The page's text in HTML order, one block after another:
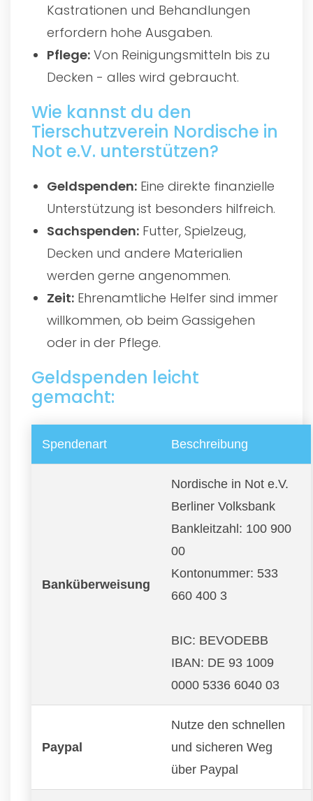
Kastrationen und Behandlungen
erfordern hohe Ausgaben.
Pflege: Von Reinigungsmitteln bis zu
Decken - alles wird gebraucht.
Wie kannst du den
Tierschutzverein Nordische in
Not e.V. unterstützen?
Geldspenden: Eine direkte finanzielle
Unterstützung ist besonders hilfreich.
Sachspenden: Futter, Spielzeug,
Decken und andere Materialien
werden gerne angenommen.
Zeit: Ehrenamtliche Helfer sind immer
willkommen, ob beim Gassigehen
oder in der Pflege.
Geldspenden leicht
gemacht:
Spendenart Beschreibung
Banküberweisung
Nordische in Not e.V.
Berliner Volksbank
Bankleitzahl: 100 900
00
Kontonummer: 533
660 400 3
BIC: BEVODEBB
IBAN: DE 93 1009
0000 5336 6040 03
Paypal
Nutze den schnellen
und sicheren Weg
über Paypal